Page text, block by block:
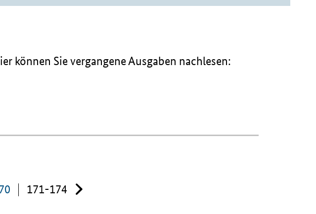
können Sie vergangene Ausgaben nachlesen:
171-174